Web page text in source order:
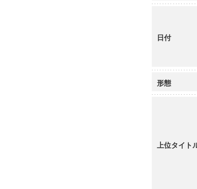
慶應義塾大学グローバルCOEプログラム市民
慶應義塾大学グローバルCOEプログラム論理
日付
形態
上位タイト